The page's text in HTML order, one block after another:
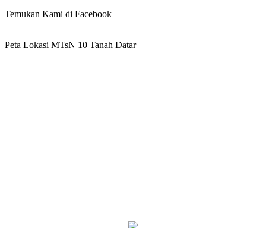
Temukan Kami di Facebook
Peta Lokasi MTsN 10 Tanah Datar